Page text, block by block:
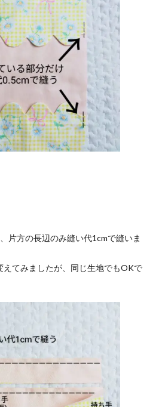
片方の長辺のみ縫い代1cmで縫いま
てみましたが、同じ生地でもOKで